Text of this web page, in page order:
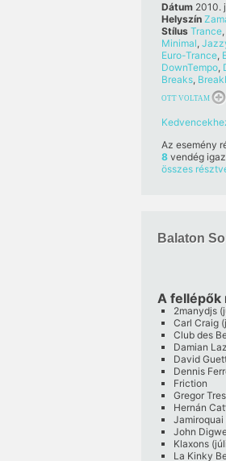
Dátum 2010.
Helyszín
Stílus Trance,
Minimal,
Euro-Trance,
DownTempo,
Breaks,
OTT VOLTAM
Az esemény
8vendég
összes
Balaton
A fellépők
2manydjs
Carl Craig
Club des
Damian
David
Dennis
Friction
Gregor
Hernán
Jamiroquai
John
Klaxons
La Kinky